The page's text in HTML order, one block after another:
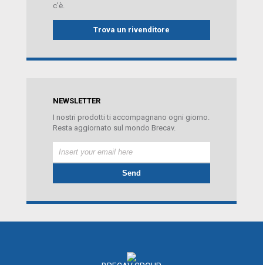
c’è.
Trova un rivenditore
NEWSLETTER
I nostri prodotti ti accompagnano ogni giorno.
Resta aggiornato sul mondo Brecav.